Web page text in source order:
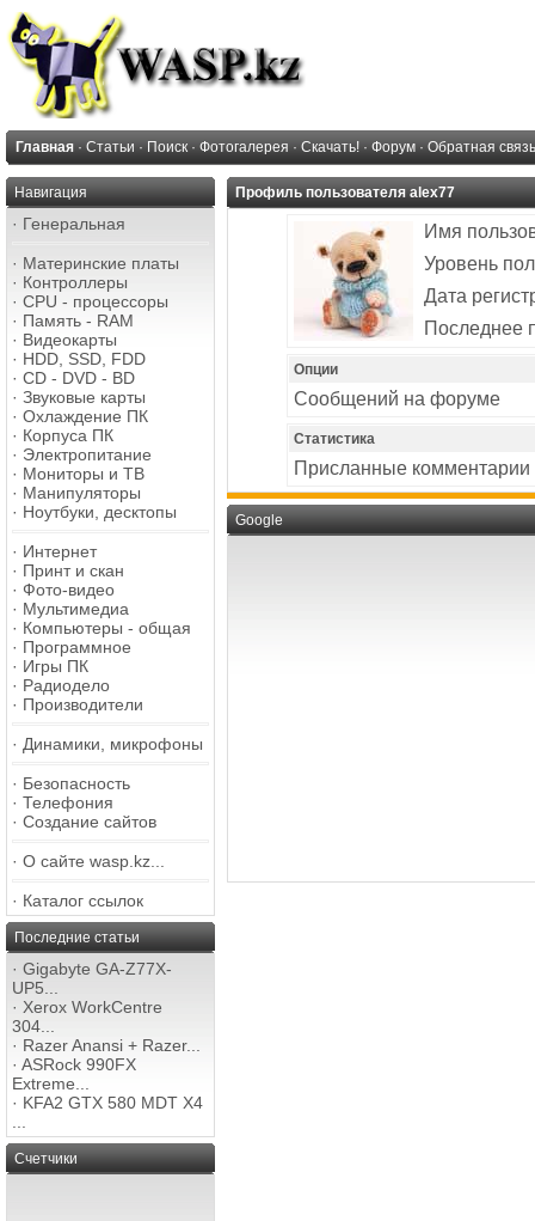
Главная · Статьи · Поиск · Фотогалерея · Скачать! · Форум · Обратная связь
Навигация
· Генеральная
· Материнские платы
· Контроллеры
· CPU - процессоры
· Память - RAM
· Видеокарты
· HDD, SSD, FDD
· CD - DVD - BD
· Звуковые карты
· Охлаждение ПК
· Корпуса ПК
· Электропитание
· Мониторы и ТВ
· Манипуляторы
· Ноутбуки, десктопы
· Интернет
· Принт и скан
· Фото-видео
· Мультимедиа
· Компьютеры - общая
· Программное
· Игры ПК
· Радиодело
· Производители
· Динамики, микрофоны
· Безопасность
· Телефония
· Создание сайтов
· О сайте wasp.kz...
· Каталог ссылок
Последние статьи
· Gigabyte GA-Z77X-
UP5...
· Xerox WorkCentre
304...
· Razer Anansi + Razer...
· ASRock 990FX
Extreme...
· KFA2 GTX 580 MDT X4
Счетчики
Профиль пользователя alex77
Имя
Уровень
Дата
Последнее
Опции
Сообщений на форуме
Статистика
Присланные комментарии
Google